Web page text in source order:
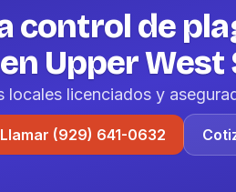
control de
en Upper West
locales licenciados y
Llamar (929) 641-0632